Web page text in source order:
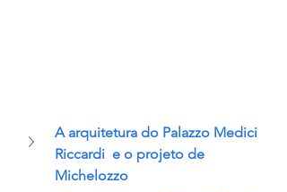
A arquitetura do Palazzo Medici
Riccardi  e o projeto de
Michelozzo